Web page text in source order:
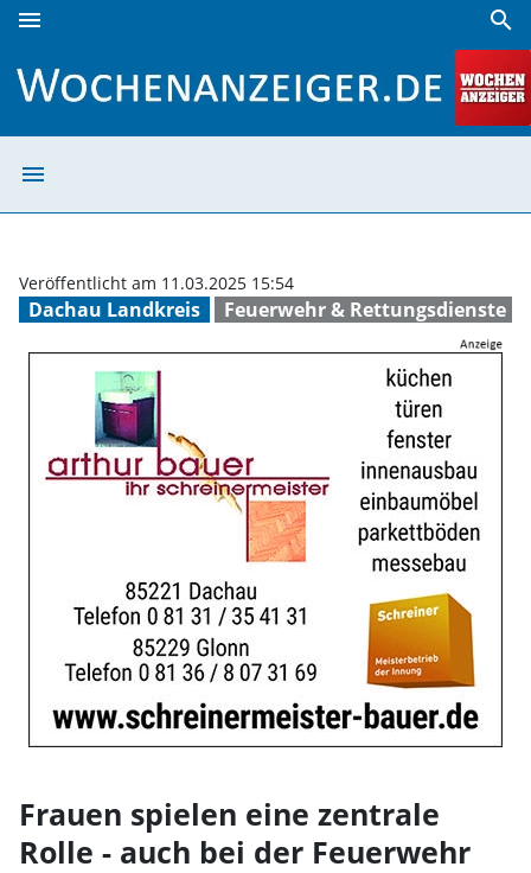
menu search
menu
Dachau Landkreis Feuerwehr & Rettungsdienste
Veröffentlicht am 11.03.2025 15:54
Frauen spielen eine zentrale
Rolle - auch bei der Feuerwehr